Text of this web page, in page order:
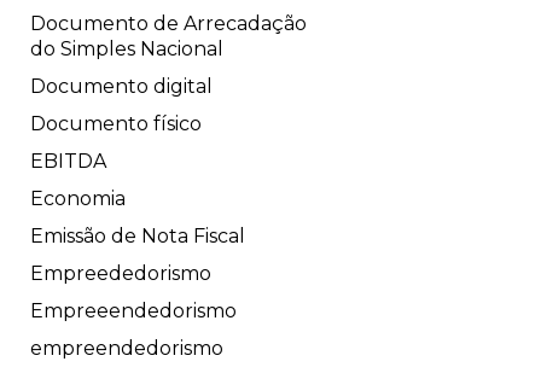
Documento de Arrecadação
do Simples Nacional
Documento digital
Documento físico
EBITDA
Economia
Emissão de Nota Fiscal
Empreededorismo
Empreeendedorismo
empreendedorismo